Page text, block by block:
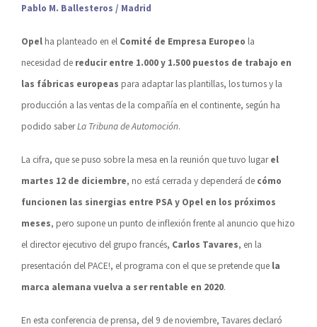
Pablo M. Ballesteros / Madrid
Opelha planteado en el Comité de Empresa Europeo la
necesidad de reducir entre 1.000 y 1.500 puestos de trabajo en
las fábricas europeas para adaptar las plantillas, los turnos y la
producción a las ventas de la compañía en el continente, según ha
podido saberLa Tribuna de Automoción.
La cifra, que se puso sobre la mesa en la reunión que tuvo lugarel
martes 12 de diciembre, no está cerrada y dependerá de cómo
funcionen las sinergias entre PSA y Opel en los próximos
meses, pero supone un punto de inflexión frente al anuncio que hizo
el director ejecutivo del grupo francés, Carlos Tavares, en la
presentación del PACE!, el programa con el que se pretende que la
marca alemana vuelva a ser rentable en 2020.
En esta conferencia de prensa, del 9 de noviembre, Tavares declaró